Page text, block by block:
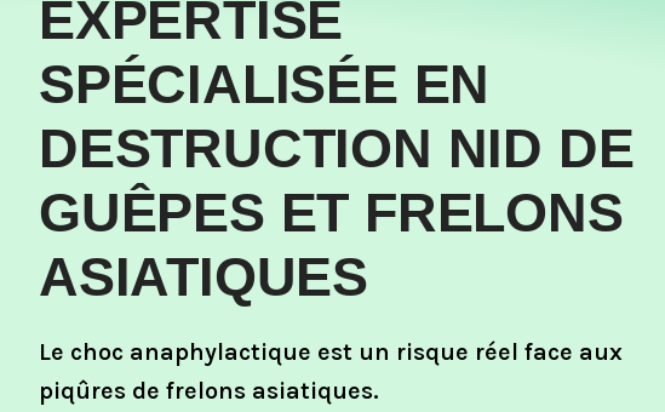
EXPERTISE
SPÉCIALISÉE EN
DESTRUCTION NID DE
GUÊPES ET FRELONS
ASIATIQUES
Le choc anaphylactique est un risque réel face aux
piqûres de frelons asiatiques.